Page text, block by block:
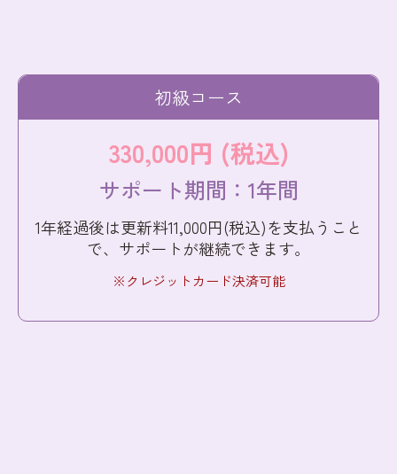
初級コース
330,000円 (税込)
サポート期間：1年間
1年経過後は更新料11,000円(税込)を支払うこと
で、 サポートが継続できます。
クレジットカード決済可能